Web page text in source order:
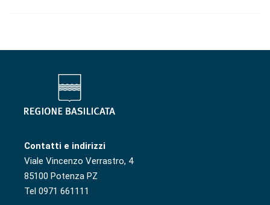
Contatti e indirizzi
Viale Vincenzo Verrastro, 4
85100 Potenza PZ
Tel 0971 661111